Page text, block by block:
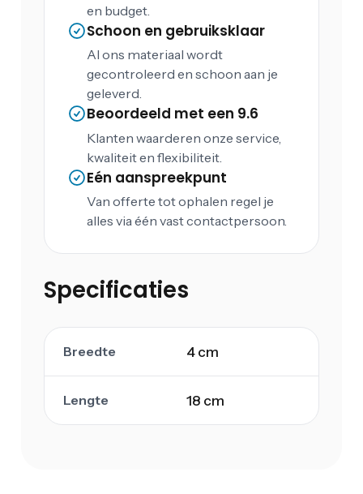
en budget.
Schoon en gebruiksklaar
Al ons materiaal wordt
gecontroleerd en schoon aan je
geleverd.
Beoordeeld met een 9.6
Klanten waarderen onze service,
kwaliteit en flexibiliteit.
Eén aanspreekpunt
Van offerte tot ophalen regel je
alles via één vast contactpersoon.
Specificaties
Breedte 4 cm
Lengte 18 cm